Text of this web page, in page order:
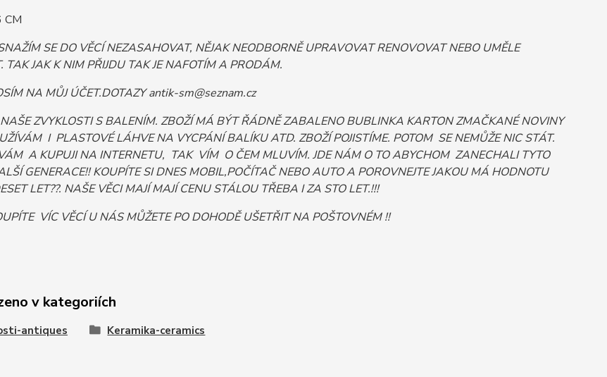
CM
SE DO VĚCÍ NEZASAHOVAT, NĚJAK NEODBORNĚ UPRAVOVAT RENOVOVAT NEBO UMĚLE
TAK JAK K NIM PŘIJDU TAK JE NAFOTÍM A PRODÁM.
NA MŮJ ÚČET.DOTAZY antik-sm@seznam.cz
ZVYKLOSTI S BALENÍM. ZBOŽÍ MÁ BÝT ŘÁDNĚ ZABALENO BUBLINKA KARTON ZMAČKANÉ NOVINY
I PLASTOVÉ LÁHVE NA VYCPÁNÍ BALÍKU ATD. ZBOŽÍ POJISTÍME. POTOM SE NEMŮŽE NIC STÁT.
A KUPUJI NA INTERNETU, TAK VÍM O ČEM MLUVÍM. JDE NÁM O TO ABYCHOM ZANECHALI TYTO
GENERACE!! KOUPÍTE SI DNES MOBIL,POČÍTAČ NEBO AUTO A POROVNEJTE JAKOU MÁ HODNOTU
LET??. NAŠE VĚCI MAJÍ MAJÍ CENU STÁLOU TŘEBA I ZA STO LET.!!!
VÍC VĚCÍ U NÁS MŮŽETE PO DOHODĚ UŠETŘIT NA POŠTOVNÉM !!
v kategoriích
antiques Keramika-ceramics